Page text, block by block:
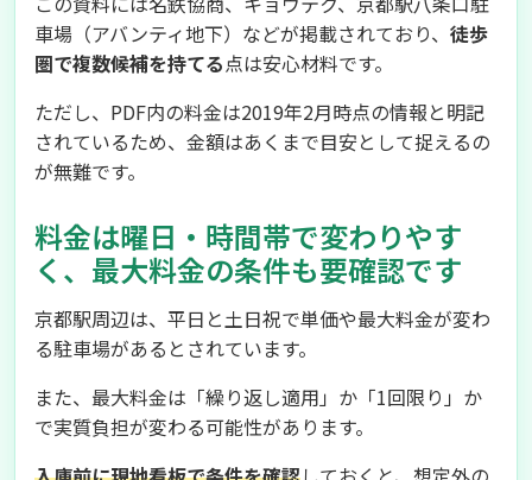
車場（アバンティ地下）などが掲載されており、 徒歩
圏で複数候補を持てる点は安心材料です。
ただし、PDF内の料金は2019年2月時点の情報と明記
されているため、金額はあくまで目安として捉えるの
が無難です。
料金は曜日・時間帯で変わりやす
く、最大料金の条件も要確認です
京都駅周辺は、平日と土日祝で単価や最大料金が変わ
る駐車場があるとされています。
また、最大料金は「繰り返し適用」か「1回限り」か
で実質負担が変わる可能性があります。